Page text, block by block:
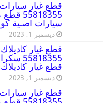
قطع غيار
55818355
سيارات اصلية
ديسمبر 1, 2023
قطع غيار كاديلاك
55818355
قطع غيار
ديسمبر 1, 2023
قطع غيار سيارات